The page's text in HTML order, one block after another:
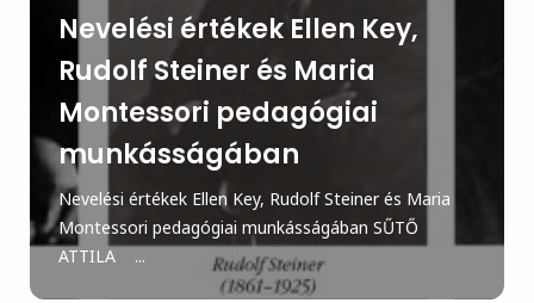
Nevelési értékek Ellen Key,
Rudolf Steiner és Maria
Montessori pedagógiai
munkásságában
Nevelési értékek Ellen Key, Rudolf Steiner és Maria
Montessori pedagógiai munkásságában SŰTŐ
ATTILA ...